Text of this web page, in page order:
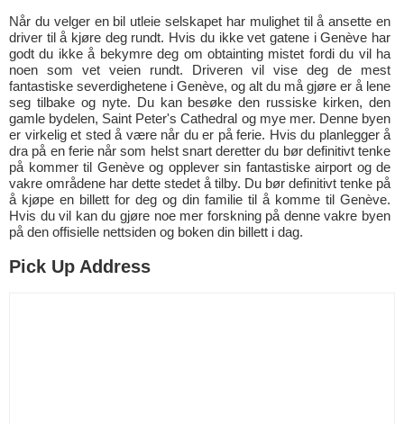
Når du velger en bil utleie selskapet har mulighet til å ansette en
driver til å kjøre deg rundt. Hvis du ikke vet gatene i Genève har
godt du ikke å bekymre deg om obtainting mistet fordi du vil ha
noen som vet veien rundt. Driveren vil vise deg de mest
fantastiske severdighetene i Genève, og alt du må gjøre er å lene
seg tilbake og nyte. Du kan besøke den russiske kirken, den
gamle bydelen, Saint Peter's Cathedral og mye mer. Denne byen
er virkelig et sted å være når du er på ferie. Hvis du planlegger å
dra på en ferie når som helst snart deretter du bør definitivt tenke
på kommer til Genève og opplever sin fantastiske airport og de
vakre områdene har dette stedet å tilby. Du bør definitivt tenke på
å kjøpe en billett for deg og din familie til å komme til Genève.
Hvis du vil kan du gjøre noe mer forskning på denne vakre byen
på den offisielle nettsiden og boken din billett i dag.
Pick Up Address